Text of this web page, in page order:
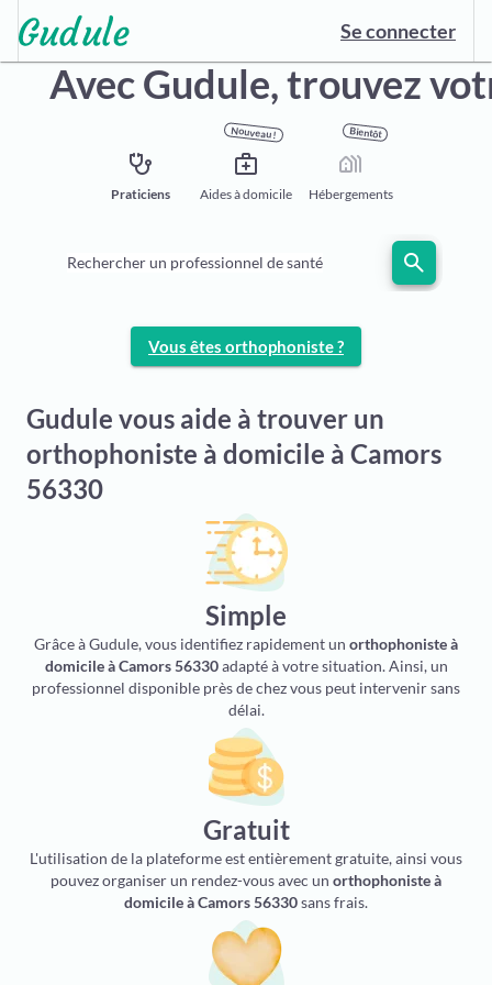
Se connecter
Avec Gudule, trouvez
stethoscope
Praticiens
Nouveau !
medical_services
Aides à domicile
Bientôt
holiday_village
Hébergements
Rechercher un professionnel de santé search
Vous êtes orthophoniste ?
Gudule vous aide à trouver un
orthophoniste à domicile à Camors
56330
Simple
Grâce à Gudule, vous identifiez rapidement un orthophoniste à
domicile à Camors 56330adapté à votre situation. Ainsi, un
professionnel disponible près de chez vous peut intervenir sans
délai.
Gratuit
L'utilisation de la plateforme est entièrement gratuite, ainsi vous
pouvez organiser un rendez-vous avec un orthophoniste à
domicile à Camors 56330sans frais.